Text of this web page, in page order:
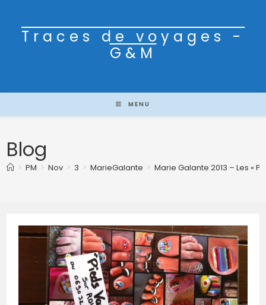
Traces de voyages -
G&M
MENU
Blog
> PM > Nov > 3 > MarieGalante > Marie Galante 2013 – Les «